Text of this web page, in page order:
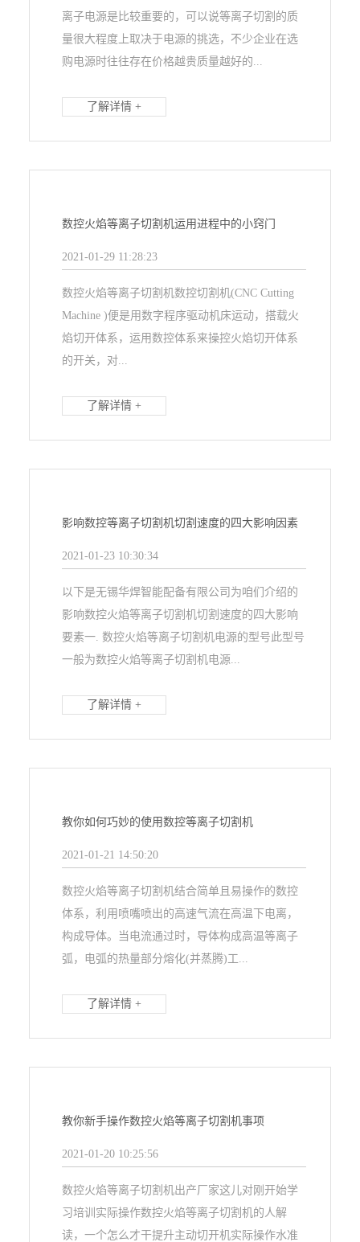
离子电源是比较重要的，可以说等离子切割的质
量很大程度上取决于电源的挑选，不少企业在选
购电源时往往存在价格越贵质量越好的...
了解详情 +
数控火焰等离子切割机运用进程中的小窍门
2021-01-29 11:28:23
数控火焰等离子切割机数控切割机(CNC Cutting
Machine )便是用数字程序驱动机床运动，搭载火
焰切开体系，运用数控体系来操控火焰切开体系
的开关，对...
了解详情 +
影响数控等离子切割机切割速度的四大影响因素
2021-01-23 10:30:34
以下是无锡华焊智能配备有限公司为咱们介绍的
影响数控火焰等离子切割机切割速度的四大影响
要素一. 数控火焰等离子切割机电源的型号此型号
一般为数控火焰等离子切割机电源...
了解详情 +
教你如何巧妙的使用数控等离子切割机
2021-01-21 14:50:20
数控火焰等离子切割机结合简单且易操作的数控
体系，利用喷嘴喷出的高速气流在高温下电离，
构成导体。当电流通过时，导体构成高温等离子
弧，电弧的热量部分熔化(并蒸腾)工...
了解详情 +
教你新手操作数控火焰等离子切割机事项
2021-01-20 10:25:56
数控火焰等离子切割机出产厂家这儿对刚开始学
习培训实际操作数控火焰等离子切割机的人解
读，一个怎么才干提升主动切开机实际操作水准